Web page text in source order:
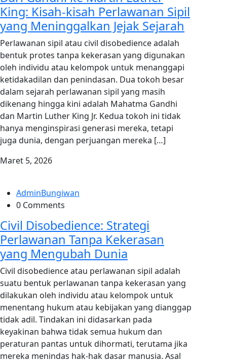
King: Kisah-kisah Perlawanan Sipil
yang Meninggalkan Jejak Sejarah
Perlawanan sipil atau civil disobedience adalah
bentuk protes tanpa kekerasan yang digunakan
oleh individu atau kelompok untuk menanggapi
ketidakadilan dan penindasan. Dua tokoh besar
dalam sejarah perlawanan sipil yang masih
dikenang hingga kini adalah Mahatma Gandhi
dan Martin Luther King Jr. Kedua tokoh ini tidak
hanya menginspirasi generasi mereka, tetapi
juga dunia, dengan perjuangan mereka […]
Maret 5, 2026
AdminBungiwan
0 Comments
Civil Disobedience: Strategi
Perlawanan Tanpa Kekerasan
yang Mengubah Dunia
Civil disobedience atau perlawanan sipil adalah
suatu bentuk perlawanan tanpa kekerasan yang
dilakukan oleh individu atau kelompok untuk
menentang hukum atau kebijakan yang dianggap
tidak adil. Tindakan ini didasarkan pada
keyakinan bahwa tidak semua hukum dan
peraturan pantas untuk dihormati, terutama jika
mereka menindas hak-hak dasar manusia. Asal